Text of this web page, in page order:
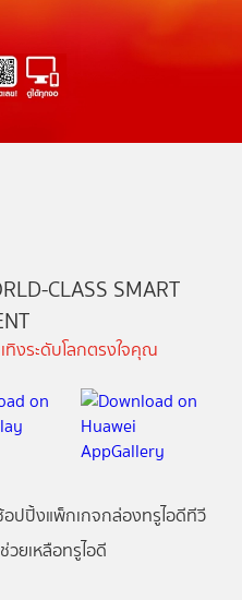
CLASS SMART
งระดับโลกตรงใจคุณ
อปปิ้งแพ็กเกจกล่องทรูไอดีทีวี
วยเหลือทรูไอดี